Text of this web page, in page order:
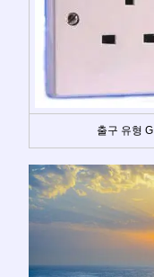
출구 유형 G